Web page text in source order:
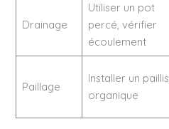
Drainage
Utiliser un pot
percé, vérifier
écoulement
Paillage
Installer un paillis
organique